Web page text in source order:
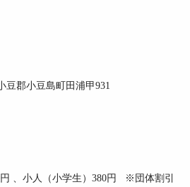
郡小豆島町田浦甲931
、小人（小学生）380円 ※団体割引